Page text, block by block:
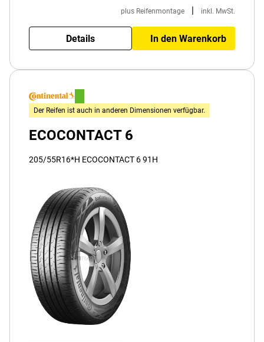
plus Reifenmontage inkl. MwSt.
Details In den Warenkorb
Der Reifen ist auch in anderen Dimensionen verfügbar.
ECOCONTACT 6
205/55R16*H ECOCONTACT 6 91H